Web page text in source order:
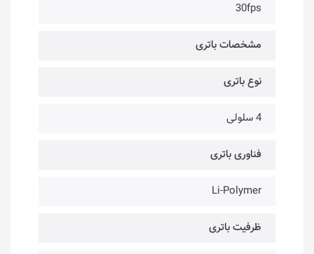
30fps
مشخصات باتری
نوع باتری
4 سلولی
فناوری باتری
Li-Polymer
ظرفیت باتری